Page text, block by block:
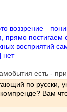
прямо постигаем
восприятий
нет
есть -
по русски,
компренде? Вам